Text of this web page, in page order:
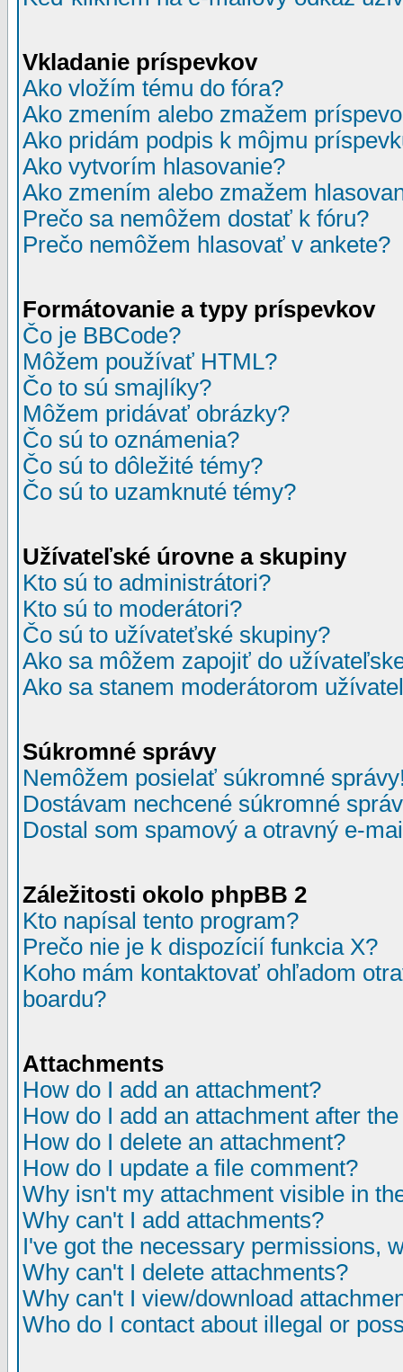
Vkladanie príspevkov
Ako vložím tému do fóra?
Ako zmením alebo zmažem
Ako pridám podpis k môjmu
Ako vytvorím hlasovanie?
Ako zmením alebo zmažem
Prečo sa nemôžem dostať k fóru?
Prečo nemôžem hlasovať v ankete?
Formátovanie a typy príspevkov
Čo je BBCode?
Môžem používať HTML?
Čo to sú smajlíky?
Môžem pridávať obrázky?
Čo sú to oznámenia?
Čo sú to dôležité témy?
Čo sú to uzamknuté témy?
Užívateľské úrovne a skupiny
Kto sú to administrátori?
Kto sú to moderátori?
Čo sú to užívateťské skupiny?
Ako sa môžem zapojiť do
Ako sa stanem moderátorom
Súkromné správy
Nemôžem posielať súkromné
Dostávam nechcené súkromné
Dostal som spamový a otravný e-
Záležitosti okolo phpBB 2
Kto napísal tento program?
Prečo nie je k dispozícií funkcia X?
Koho mám kontaktovať ohľadom
boardu?
Attachments
How do I add an attachment?
How do I add an attachment after
How do I delete an attachment?
How do I update a file comment?
Why isn't my attachment visible in
Why can't I add attachments?
I've got the necessary permissions,
Why can't I delete attachments?
Why can't I view/download
Who do I contact about illegal or